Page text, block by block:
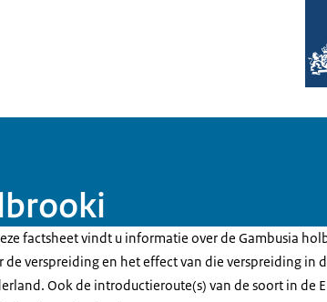
factsheet vindt u informatie over de Gambusia
de verspreiding en het effect van die verspreiding in
Ook de introductieroute(s) van de soort in de